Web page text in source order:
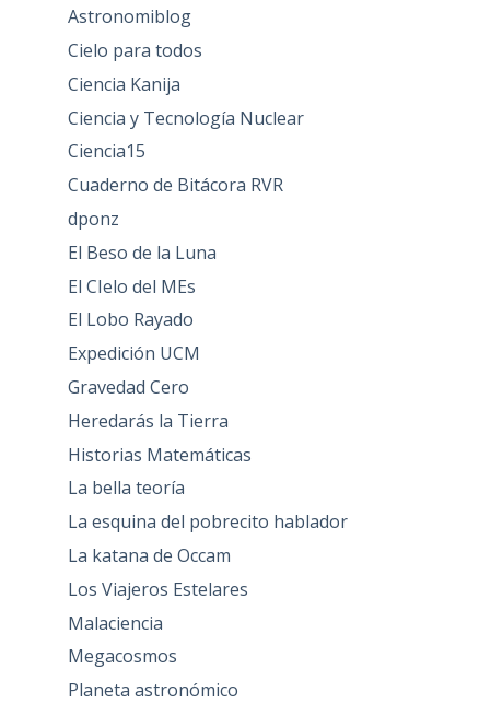
Astronomiblog
Cielo para todos
Ciencia Kanija
Ciencia y Tecnología Nuclear
Ciencia15
Cuaderno de Bitácora RVR
dponz
El Beso de la Luna
El CIelo del MEs
El Lobo Rayado
Expedición UCM
Gravedad Cero
Heredarás la Tierra
Historias Matemáticas
La bella teoría
La esquina del pobrecito hablador
La katana de Occam
Los Viajeros Estelares
Malaciencia
Megacosmos
Planeta astronómico